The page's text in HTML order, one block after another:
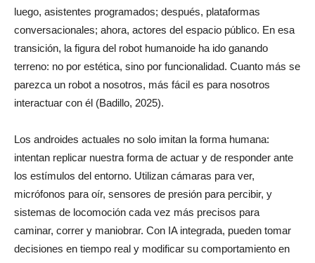
luego, asistentes programados; después, plataformas
conversacionales; ahora, actores del espacio público. En esa
transición, la figura del robot humanoide ha ido ganando
terreno: no por estética, sino por funcionalidad. Cuanto más se
parezca un robot a nosotros, más fácil es para nosotros
interactuar con él (Badillo, 2025).
Los androides actuales no solo imitan la forma humana:
intentan replicar nuestra forma de actuar y de responder ante
los estímulos del entorno. Utilizan cámaras para ver,
micrófonos para oír, sensores de presión para percibir, y
sistemas de locomoción cada vez más precisos para
caminar, correr y maniobrar. Con IA integrada, pueden tomar
decisiones en tiempo real y modificar su comportamiento en